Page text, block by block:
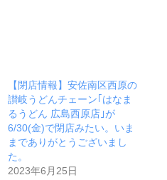
【閉店情報】安佐南区西原の
讃岐うどんチェーン｢はなま
るうどん 広島西原店｣が
6/30(金)で閉店みたい。いま
までありがとうございまし
た。
2023年6月25日